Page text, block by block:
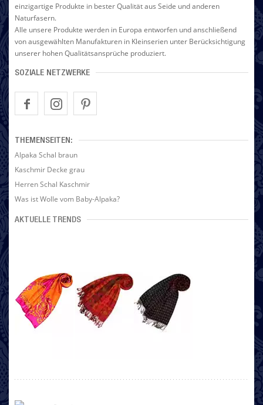
einzigartige Produkte in bester Qualität aus Seide und anderen
Naturfasern.
Alle unsere Produkte werden in Europa entworfen und anschließend
von ausgewählten Manufakturen in Kleinserien unter Berücksichtigung
unserer hohen Qualitätsansprüche produziert.
SOZIALE NETZWERKE
THEMENSEITEN:
Alpaka Schal braun
Kaschmir Decke grau
Herren Schal Kaschmir
Was ist Wolle vom Baby-Alpaka?
AKTUELLE TRENDS